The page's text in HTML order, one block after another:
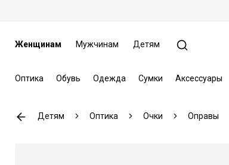
Женщинам Мужчинам Детям
Оптика Обувь Одежда Сумки Аксессуары
Детям Оптика Очки Оправы